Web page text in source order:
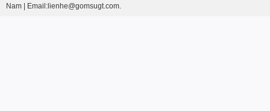
Nam | Email:lienhe@gomsugt.com.